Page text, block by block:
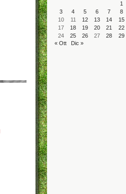
1
3
4 5 6 7 8
10
11 12 13 14 15
17
18 19 20 21 22
24
25 26 27 28 29
« Ott
Dic »